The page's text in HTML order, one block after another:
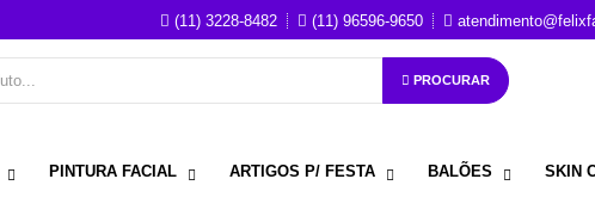
(11) 3228-8482 (11) 96596-9650
PROCURAR
PINTURA FACIAL ARTIGOS P/ FESTA BALÕES SKIN